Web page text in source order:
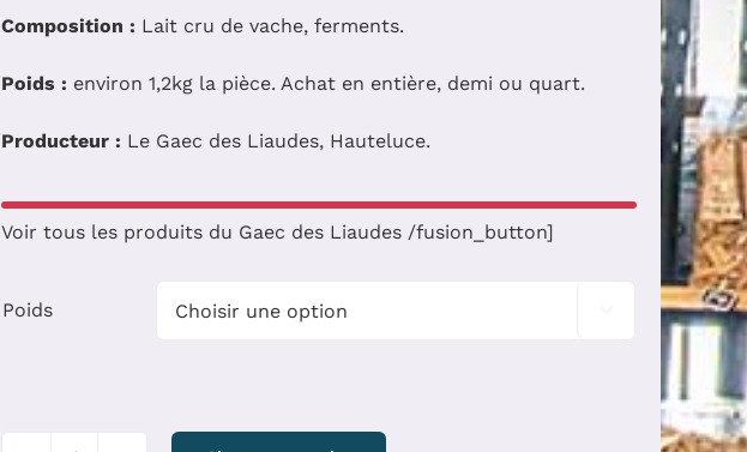
Composition : Lait cru de vache, ferments.
Poids : environ 1,2kg la pièce. Achat en entière, demi ou quart.
Producteur : Le Gaec des Liaudes, Hauteluce.
Voir tous les produits du Gaec des Liaudes /fusion_button]
Poids